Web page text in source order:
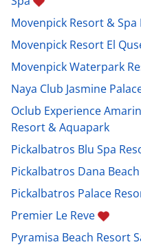
Movenpick Resort & Spa
Movenpick Resort El
Movenpick Waterpark
Naya Club Jasmine
Oclub Experience
Resort & Aquapark
Pickalbatros Blu Spa
Pickalbatros Dana Beach
Pickalbatros Palace
Premier Le Reve
Pyramisa Beach Resort